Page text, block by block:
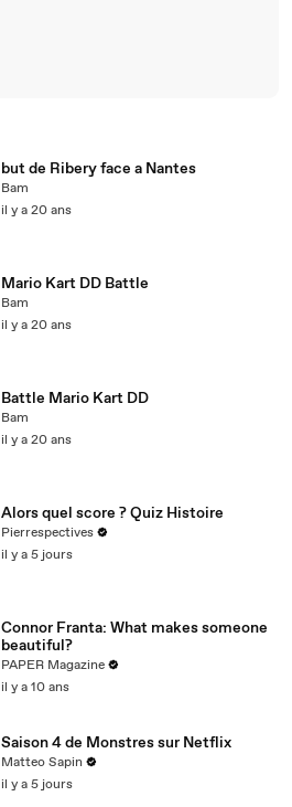
but de Ribery face a Nantes
Bam
il y a 20 ans
Mario Kart DD Battle
Bam
il y a 20 ans
Battle Mario Kart DD
Bam
il y a 20 ans
Alors quel score ? Quiz Histoire
Pierrespectives
il y a 5 jours
Connor Franta: What makes someone
beautiful?
PAPER Magazine
il y a 10 ans
Saison 4 de Monstres sur Netflix
Matteo Sapin
il y a 5 jours